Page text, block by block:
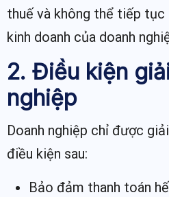
thuế và không thể tiếp tục
kinh doanh của doanh
2. Điều kiện
nghiệp
Doanh nghiệp chỉ được
điều kiện sau:
Bảo đảm thanh toán